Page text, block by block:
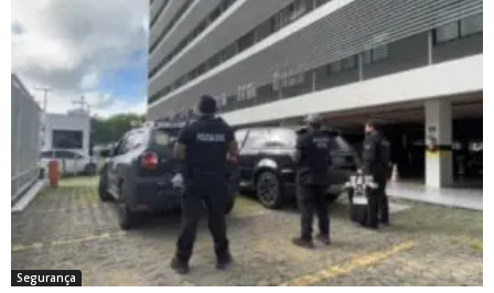
Segurança